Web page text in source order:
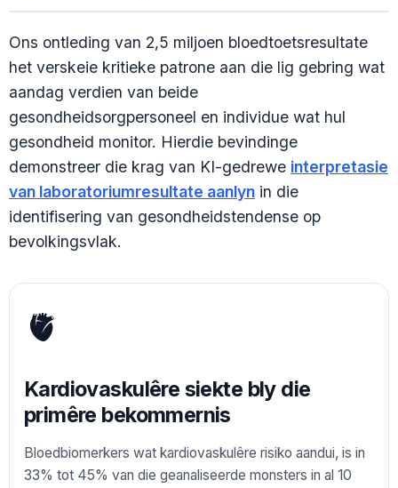
Ons ontleding van 2,5 miljoen bloedtoetsresultate
het verskeie kritieke patrone aan die lig gebring wat
aandag verdien van beide
gesondheidsorgpersoneel en individue wat hul
gesondheid monitor. Hierdie bevindinge
demonstreer die krag van KI-gedrewe interpretasie
van laboratoriumresultate aanlyn in die
identifisering van gesondheidstendense op
bevolkingsvlak.
🫀
Kardiovaskulêre siekte bly die
primêre bekommernis
Bloedbiomerkers wat kardiovaskulêre risiko aandui, is in
33% tot 45% van die geanaliseerde monsters in al 10